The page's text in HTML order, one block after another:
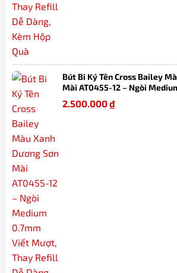
Bút Bi Ký Tên Cross Bailey
Mài AT0455-12 – Ngòi
Mượt, Thay Refill Dễ Dàng
2.500.000₫